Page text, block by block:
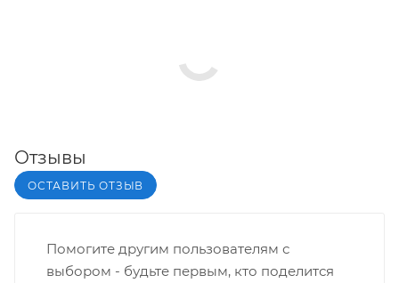
Отзывы
ОСТАВИТЬ ОТЗЫВ
Помогите другим пользователям с
выбором - будьте первым, кто поделится